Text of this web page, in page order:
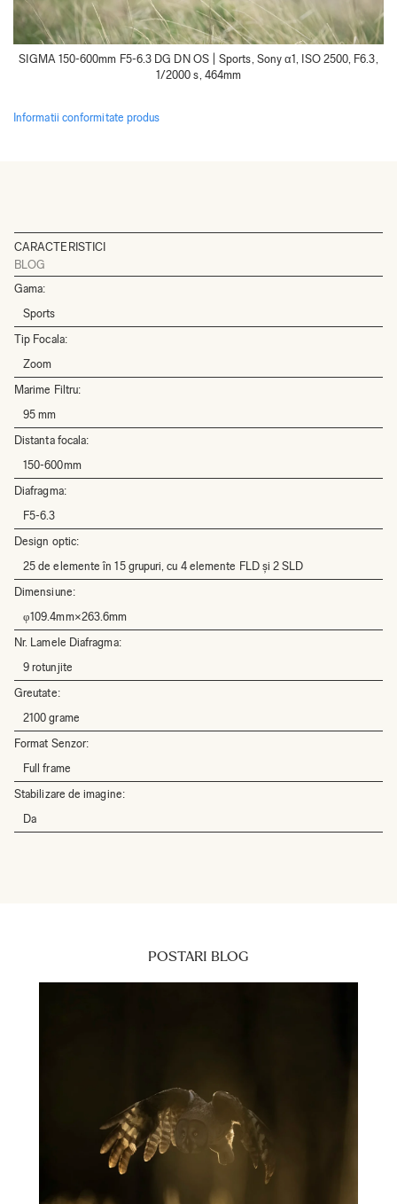
SIGMA 150-600mm F5-6.3 DG DN OS | Sports, Sony α1, ISO 2500, F6.3,
1/2000 s, 464mm
Informatii conformitate produs
CARACTERISTICI
BLOG
Gama:
Sports
Tip Focala:
Zoom
Marime Filtru:
95 mm
Distanta focala:
150-600mm
Diafragma:
F5-6.3
Design optic:
25 de elemente în 15 grupuri, cu 4 elemente FLD și 2 SLD
Dimensiune:
φ109.4mm×263.6mm
Nr. Lamele Diafragma:
9 rotunjite
Greutate:
2100 grame
Format Senzor:
Full frame
Stabilizare de imagine:
Da
POSTARI BLOG